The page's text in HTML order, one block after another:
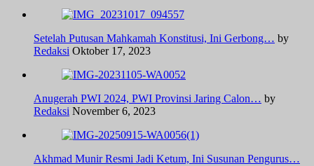
Setelah Putusan Mahkamah Konstitusi, Ini Gerbong… by
Redaksi Oktober 17, 2023
Anugerah PWI 2024, PWI Provinsi Jaring Calon… by
Redaksi November 6, 2023
Akhmad Munir Resmi Jadi Ketum, Ini Susunan Pengurus…